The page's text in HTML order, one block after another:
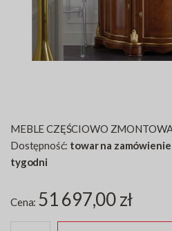
MEBLE CZĘŚCIOWO
Dostępność: towar na
tygodni
Cena: 51 697,00 zł